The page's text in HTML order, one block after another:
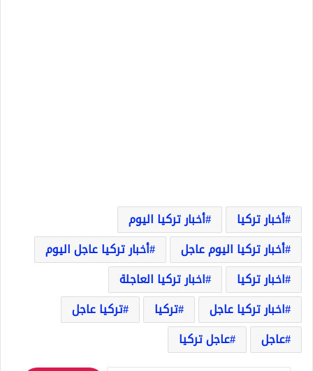
أخبار تركيا
أخبار تركيا اليوم
أخبار تركيا اليوم عاجل
أخبار تركيا عاجل اليوم
اخبار تركيا
اخبار تركيا العاجلة
اخبار تركيا عاجل
تركيا
تركيا عاجل
عاجل
عاجل تركيا